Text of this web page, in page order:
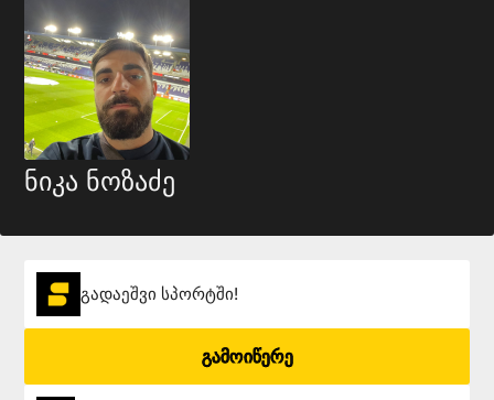
ნიკა ნოზაძე
გადაეშვი სპორტში!
გამოიწერე